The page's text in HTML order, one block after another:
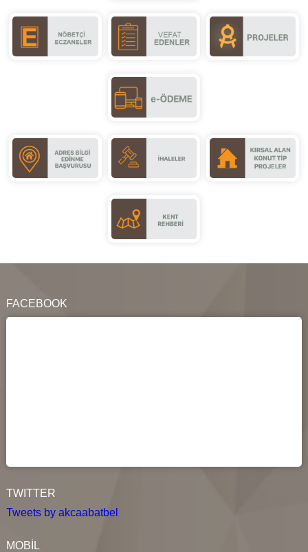
FACEBOOK
TWITTER
Tweets by akcaabatbel
MOBİL